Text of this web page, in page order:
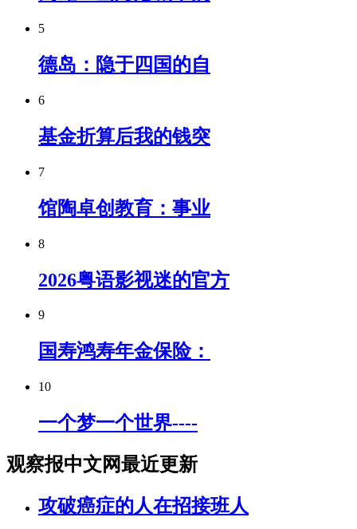
5
德岛：隐于四国的自
6
基金折算后我的钱突
7
馆陶卓创教育：事业
8
2026粤语影视迷的官方
9
国寿鸿寿年金保险：
10
一个梦一个世界----
观察报中文网最近更新
攻破癌症的人在招接班人